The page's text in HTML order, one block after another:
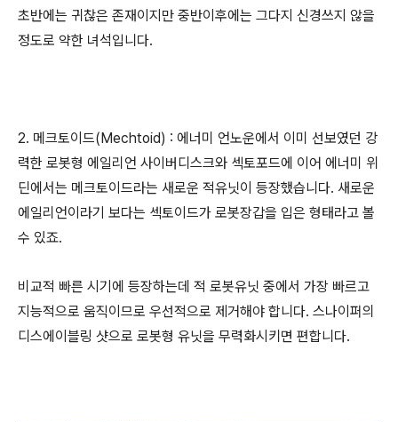
초반에는 귀찮은 존재이지만 중반이후에는 그다지 신경쓰지 않을
정도로 약한 녀석입니다.
2. 메크토이드(Mechtoid) : 에너미 언노운에서 이미 선보였던 강
력한 로봇형 에일리언 사이버디스크와 섹토포드에 이어 에너미 위
딘에서는 메크토이드라는 새로운 적유닛이 등장했습니다. 새로운
에일리언이라기 보다는 섹토이드가 로봇장갑을 입은 형태라고 볼
수 있죠.
비교적 빠른 시기에 등장하는데 적 로봇유닛 중에서 가장 빠르고
지능적으로 움직이므로 우선적으로 제거해야 합니다. 스나이퍼의
디스에이블링 샷으로 로봇형 유닛을 무력화시키면 편합니다.